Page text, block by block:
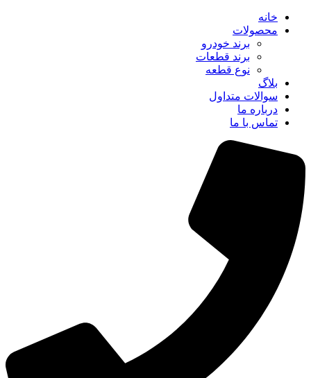
خانه
محصولات
برند خودرو
برند قطعات
نوع قطعه
بلاگ
سوالات متداول
درباره ما
تماس با ما